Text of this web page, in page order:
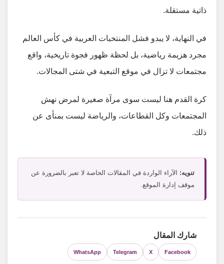
ذاتية مستقلة.
في النهاية، لا يبدو فشل المنتخبات العربية في كأس العالم
مجرد هزيمة رياضية، بل لحظة ظهور فجوة تاريخية، واقع
مجتمعات لا تزال في موقع التبعية في شتى المجالات.
كرة القدم هنا ليست سوى مرآة صغيرة لمرض نهش
المجتمعات وكل القطاعات، والرياضة ليست بمنأى عن
ذلك.
تنويه: الآراء الواردة في المقالات الخاصة لا تعبر بالضرورة عن
موقف إدارة الموقع.
شارك المقال
Facebook
X
Telegram
WhatsApp